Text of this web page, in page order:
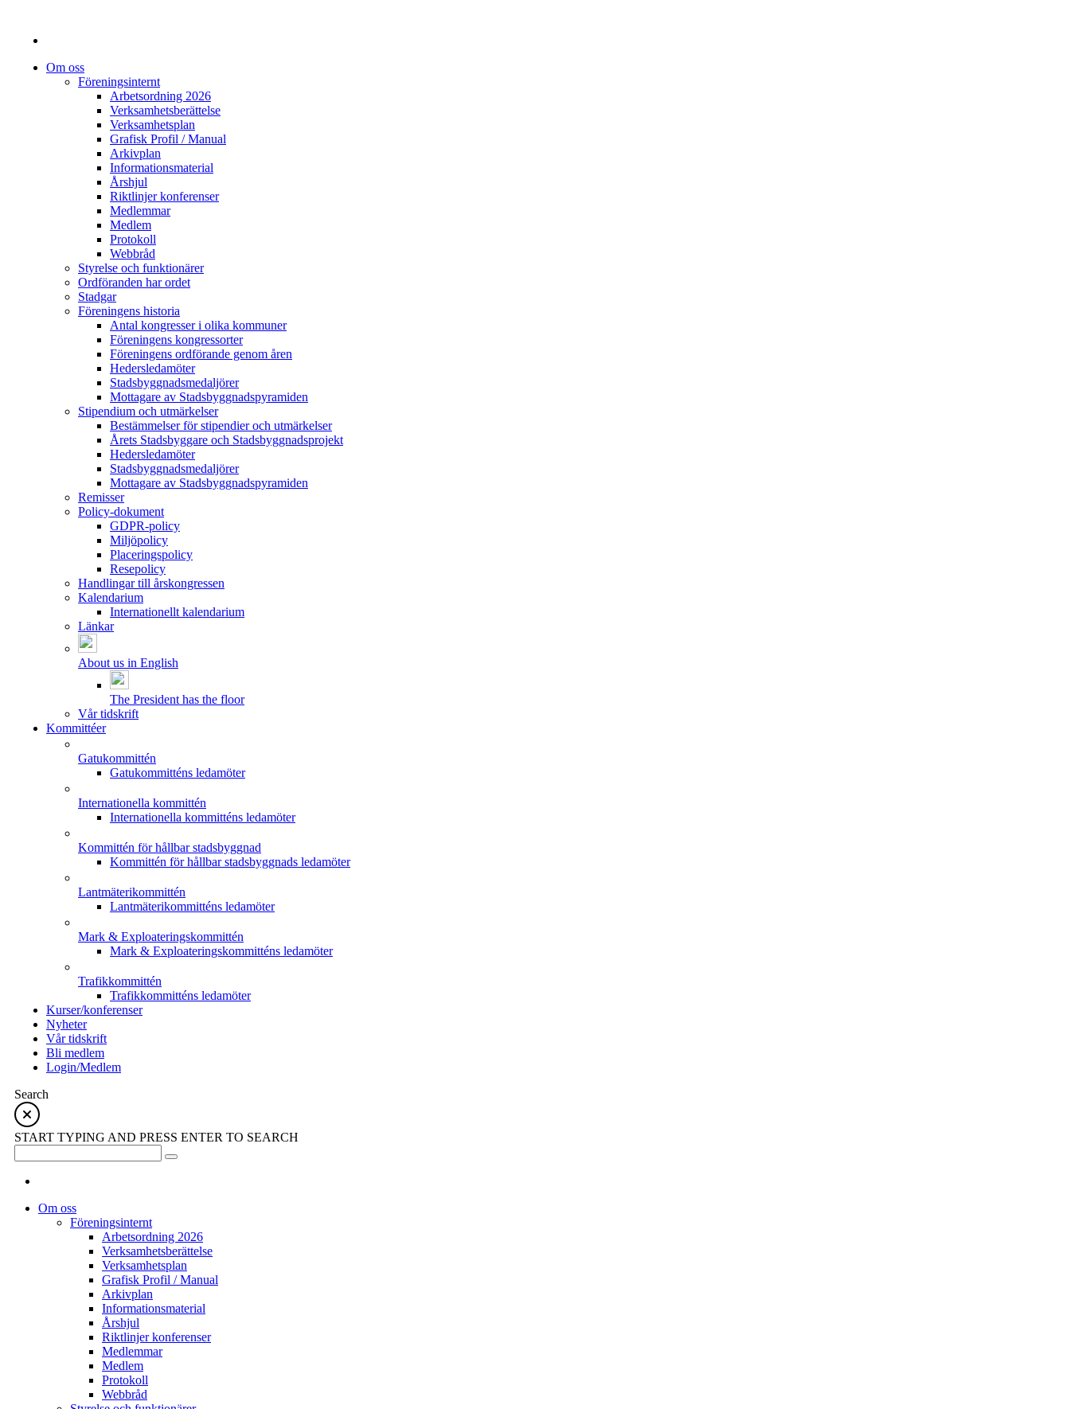
Om oss
Föreningsinternt
Arbetsordning 2026
Verksamhetsberättelse
Verksamhetsplan
Grafisk Profil / Manual
Arkivplan
Informationsmaterial
Årshjul
Riktlinjer konferenser
Medlemmar
Medlem
Protokoll
Webbråd
Styrelse och funktionärer
Ordföranden har ordet
Stadgar
Föreningens historia
Antal kongresser i olika kommuner
Föreningens kongressorter
Föreningens ordförande genom åren
Hedersledamöter
Stadsbyggnadsmedaljörer
Mottagare av Stadsbyggnadspyramiden
Stipendium och utmärkelser
Bestämmelser för stipendier och utmärkelser
Årets Stadsbyggare och Stadsbyggnadsprojekt
Hedersledamöter
Stadsbyggnadsmedaljörer
Mottagare av Stadsbyggnadspyramiden
Remisser
Policy-dokument
GDPR-policy
Miljöpolicy
Placeringspolicy
Resepolicy
Handlingar till årskongressen
Kalendarium
Internationellt kalendarium
Länkar
About us in English
The President has the floor
Vår tidskrift
Kommittéer
Gatukommittén
Gatukommitténs ledamöter
Internationella kommittén
Internationella kommitténs ledamöter
Kommittén för hållbar stadsbyggnad
Kommittén för hållbar stadsbyggnads ledamöter
Lantmäterikommittén
Lantmäterikommitténs ledamöter
Mark & Exploateringskommittén
Mark & Exploateringskommitténs ledamöter
Trafikkommittén
Trafikkommitténs ledamöter
Kurser/konferenser
Nyheter
Vår tidskrift
Bli medlem
Login/Medlem
Search
START TYPING AND PRESS ENTER TO SEARCH
Om oss
Föreningsinternt
Arbetsordning 2026
Verksamhetsberättelse
Verksamhetsplan
Grafisk Profil / Manual
Arkivplan
Informationsmaterial
Årshjul
Riktlinjer konferenser
Medlemmar
Medlem
Protokoll
Webbråd